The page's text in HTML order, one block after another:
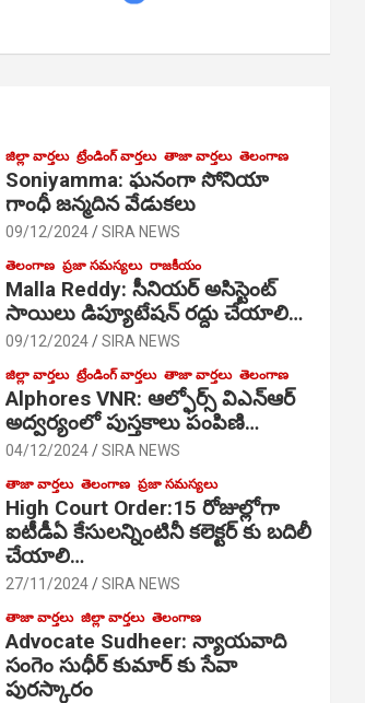
జిల్లా వార్తలు ట్రేండింగ్ వార్తలు తాజా వార్తలు తెలంగాణ
Soniyamma: ఘ‌నంగా సోనియా
గాంధీ జ‌న్మ‌దిన వేడుక‌లు
09/12/2024 SIRA NEWS
తెలంగాణ ప్రజా సమస్యలు రాజకీయం
Malla Reddy: సీనియర్ అసిస్టెంట్
సాయిలు డిప్యూటేషన్ రద్దు చేయాలి…
09/12/2024 SIRA NEWS
జిల్లా వార్తలు ట్రేండింగ్ వార్తలు తాజా వార్తలు తెలంగాణ
Alphores VNR: ఆల్ఫోర్స్ విఎన్ఆర్
అద్వర్యంలో పుస్తకాలు పంపిణి…
04/12/2024 SIRA NEWS
తాజా వార్తలు తెలంగాణ ప్రజా సమస్యలు
High Court Order:15 రోజుల్లోగా
ఐటీడీఏ కేసులన్నింటినీ కలెక్టర్ కు బదిలీ
చేయాలి…
27/11/2024 SIRA NEWS
తాజా వార్తలు జిల్లా వార్తలు తెలంగాణ
Advocate Sudheer: న్యాయవాది
సంగెం సుధీర్ కుమార్ కు సేవా
పురస్కారం